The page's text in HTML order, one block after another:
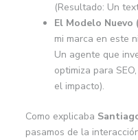
(Resultado: Un
El Modelo Nuevo
mi marca en este
Un agente que
optimiza para
el impacto).
Como explicaba
pasamos de la